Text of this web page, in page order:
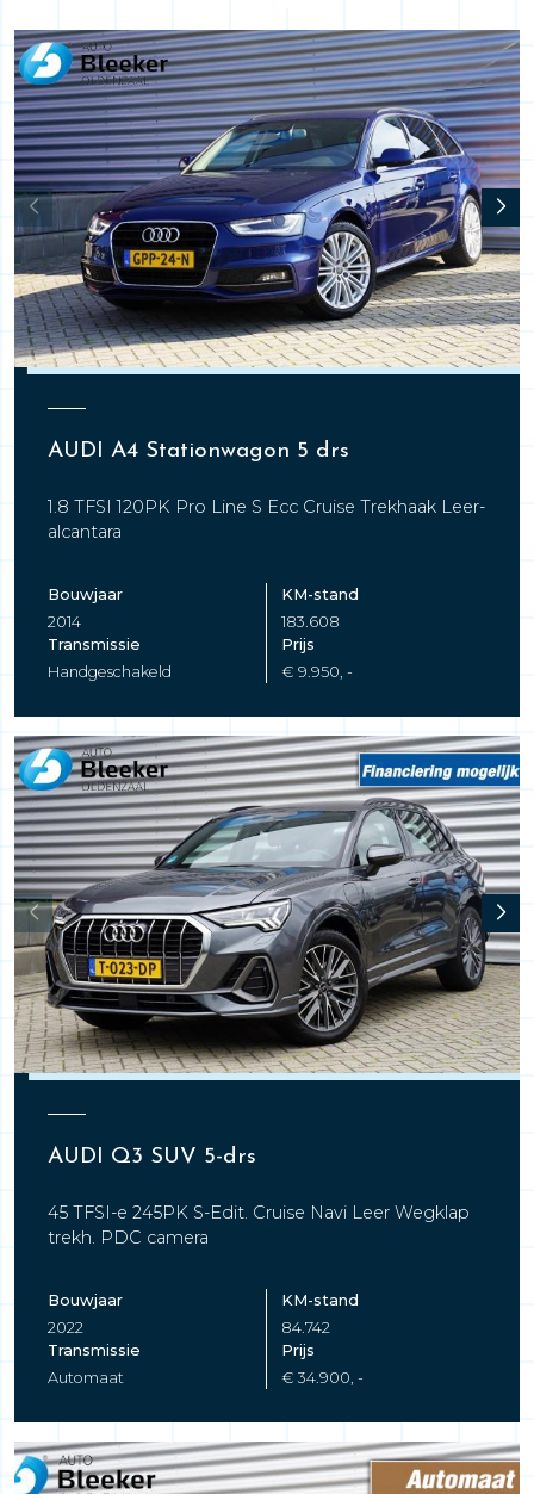
AUDI A4 Stationwagon 5 drs
1.8 TFSI 120PK Pro Line S Ecc Cruise Trekhaak Leer-
alcantara
Bouwjaar
2014
KM-stand
183.608
Transmissie
Handgeschakeld
Prijs
€ 9.950, -
AUDI Q3 SUV 5-drs
45 TFSI-e 245PK S-Edit. Cruise Navi Leer Wegklap
trekh. PDC camera
Bouwjaar
2022
KM-stand
84.742
Transmissie
Automaat
Prijs
€ 34.900, -